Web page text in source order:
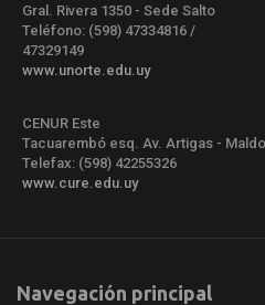
Gral. Rivera 1350 - Sede Salto
Teléfono: (598) 47334816 /
47329149
www.unorte.edu.uy
CENUR Este
Tacuarembó esq. Av. Artigas -
Telefax: (598) 42255326
www.cure.edu.uy
Navegación principal